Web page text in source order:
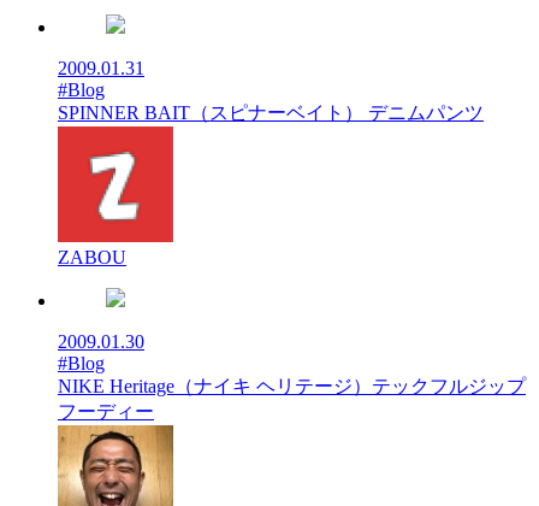
2009.01.31
#Blog
SPINNER BAIT（スピナーベイト） デニムパンツ
ZABOU
2009.01.30
#Blog
NIKE Heritage（ナイキ ヘリテージ）テックフルジップ
フーディー